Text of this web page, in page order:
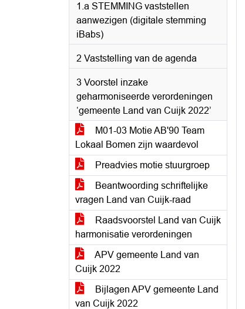
1.a STEMMING vaststellen
aanwezigen (digitale stemming
iBabs)
2 Vaststelling van de agenda
3 Voorstel inzake
geharmoniseerde verordeningen
‘gemeente Land van Cuijk 2022’
M01-03 Motie AB'90 Team
Lokaal Bomen zijn waardevol
Preadvies motie stuurgroep
Beantwoording schriftelijke
vragen Land van Cuijk-raad
Raadsvoorstel Land van Cuijk
harmonisatie verordeningen
APV gemeente Land van
Cuijk 2022
Bijlagen APV gemeente Land
van Cuijk 2022